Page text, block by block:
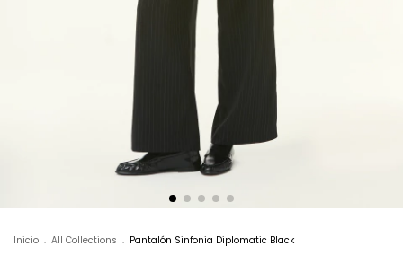
Inicio . All Collections . Pantalón Sinfonia Diplomatic Black